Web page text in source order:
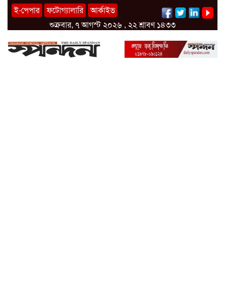
ই-পেপার ফটোগ্যালারি
আর্কাইভ
শুক্রবার, ৭ আগস্ট ২০২৬ , ২২ শ্রাবণ ১৪৩৩